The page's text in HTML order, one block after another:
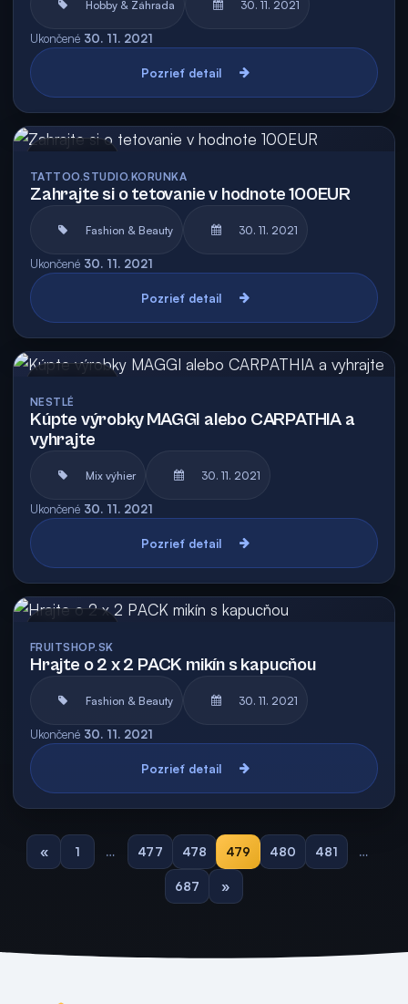
Hobby & Záhrada 30. 11. 2021
Ukončené 30. 11. 2021
Pozrieť detail
TATTOO.STUDIO.KORUNKA
Zahrajte si o tetovanie v hodnote 100EUR
Fashion & Beauty 30. 11. 2021
Ukončené 30. 11. 2021
Pozrieť detail
NESTLÉ
Kúpte výrobky MAGGI alebo CARPATHIA a
vyhrajte
Mix výhier 30. 11. 2021
Ukončené 30. 11. 2021
Pozrieť detail
FRUITSHOP.SK
Hrajte o 2 x 2 PACK mikín s kapucňou
Fashion & Beauty 30. 11. 2021
Ukončené 30. 11. 2021
Pozrieť detail
« 1 … 477 478 479 480 481 …
687 »